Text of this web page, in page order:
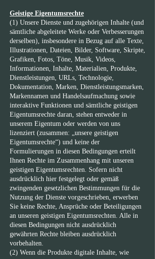
Geistige Eigentumsrechte
(1) Unsere Dienste und zugehörigen Inhalte (und
sämtliche abgeleitete Werke oder Verbesserungen
derselben), insbesondere in Bezug auf alle Texte,
Illustrationen, Dateien, Bilder, Software, Skripte,
Grafiken, Fotos, Töne, Musik, Videos,
Informationen, Inhalte, Materialien, Produkte,
Dienstleistungen, URLs, Technologie,
Dokumentation, Marken, Dienstleistungsmarken,
Markennamen und Handelsaufmachung sowie
interaktive Funktionen und sämtliche geistigen
Eigentumsrechte daran, stehen entweder in
unserem Eigentum oder werden von uns
lizenziert (zusammen: „unsere geistigen
Eigentumsrechte“) und keine der
Formulierungen in diesen Bedingungen erteilt
Ihnen Rechte im Zusammenhang mit unseren
geistigen Eigentumsrechten. Sofern nicht
ausdrücklich hier festgelegt oder gemäß
zwingenden gesetzlichen Bestimmungen für die
Nutzung der Dienste vorgeschrieben, erwerben
Sie keine Rechte, Ansprüche oder Beteiligungen
an unseren geistigen Eigentumsrechten. Alle in
diesen Bedingungen nicht ausdrücklich
gewährten Rechte bleiben ausdrücklich
vorbehalten.
(2) Wenn die Produkte digitale Inhalte, wie